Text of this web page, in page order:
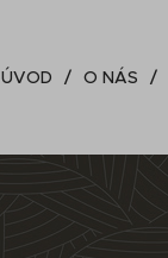
ÚVOD O NÁS